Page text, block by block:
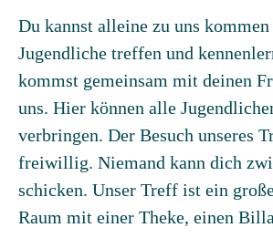
Du kannst alleine zu uns
Jugendliche treffen und
kommst gemeinsam mit deinen
uns. Hier können alle
verbringen. Der Besuch unseres
freiwillig. Niemand kann dich
schicken. Unser Treff ist ein
Raum mit einer Theke, einen